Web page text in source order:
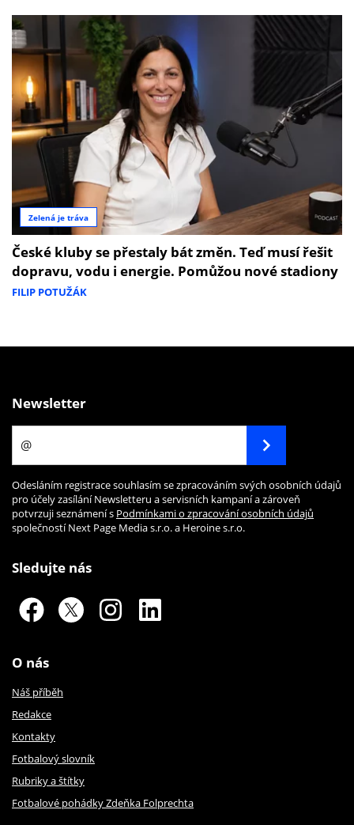
Zelená je tráva
České kluby se přestaly bát změn. Teď musí řešit
dopravu, vodu i energie. Pomůžou nové stadiony
FILIP POTUŽÁK
Newsletter
Odesláním registrace souhlasím se zpracováním svých osobních údajů
pro účely zasílání Newsletteru a servisních kampaní a zároveň
potvrzuji seznámení s Podmínkami o zpracování osobních údajů
společností Next Page Media s.r.o. a Heroine s.r.o.
Sledujte nás
O nás
Náš příběh
Redakce
Kontakty
Fotbalový slovník
Rubriky a štítky
Fotbalové pohádky Zdeňka Folprechta